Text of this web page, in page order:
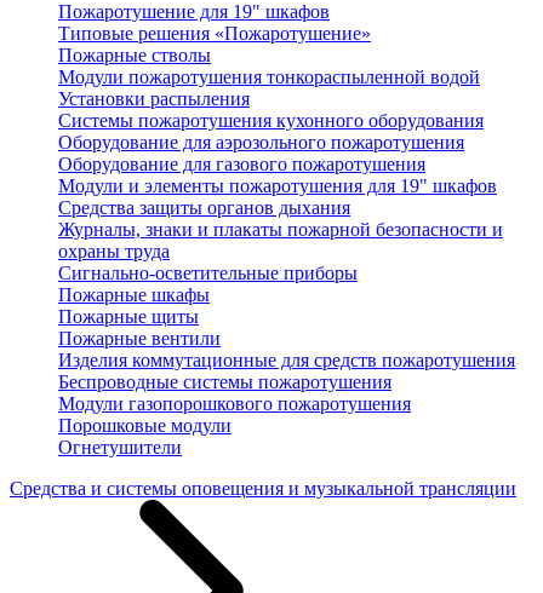
Пожаротушение для 19" шкафов
Типовые решения «Пожаротушение»
Пожарные стволы
Модули пожаротушения тонкораспыленной водой
Установки распыления
Системы пожаротушения кухонного оборудования
Оборудование для аэрозольного пожаротушения
Оборудование для газового пожаротушения
Модули и элементы пожаротушения для 19" шкафов
Средства защиты органов дыхания
Журналы, знаки и плакаты пожарной безопасности и
охраны труда
Сигнально-осветительные приборы
Пожарные шкафы
Пожарные щиты
Пожарные вентили
Изделия коммутационные для средств пожаротушения
Беспроводные системы пожаротушения
Модули газопорошкового пожаротушения
Порошковые модули
Огнетушители
Средства и системы оповещения и музыкальной трансляции